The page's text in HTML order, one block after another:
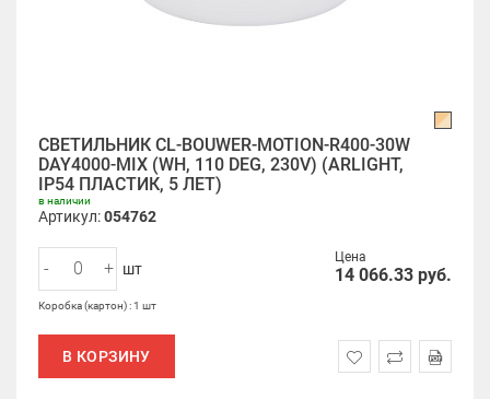
СВЕТИЛЬНИК CL-BOUWER-MOTION-R400-30W
DAY4000-MIX (WH, 110 DEG, 230V) (ARLIGHT,
IP54 ПЛАСТИК, 5 ЛЕТ)
в наличии
Артикул:054762
Цена
14 066.33 руб.
- + шт
Коробка (картон) : 1 шт
В КОРЗИНУ